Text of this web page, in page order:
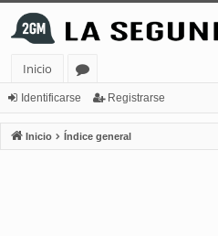
Inicio
or
os
Identificarse Registrarse
Inicio Índice general